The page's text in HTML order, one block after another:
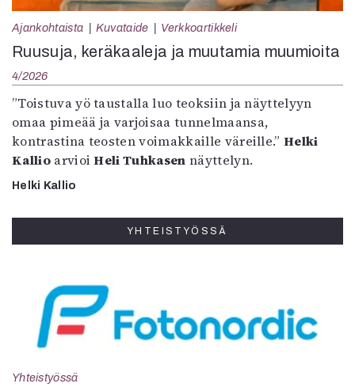
Ajankohtaista Kuvataide Verkkoartikkeli
Ruusuja, keräkaaleja ja muutamia muumioita
4/2026
”Toistuva yö taustalla luo teoksiin ja näyttelyyn
omaa pimeää ja varjoisaa tunnelmaansa,
kontrastina teosten voimakkaille väreille.”Helki
KallioarvioiHeli Tuhkasen näyttelyn.
Helki Kallio
YHTEISTYÖSSÄ
Yhteistyössä